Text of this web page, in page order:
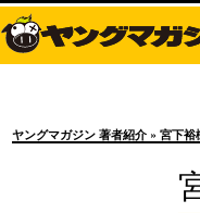
ヤングマガジン 著者紹介 » 宮下裕